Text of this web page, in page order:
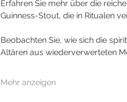
Erfahren Sie mehr über die
Guinness-Stout, die in Ritualen
Beobachten Sie, wie sich die
Altären aus wiederverwerteten
Mehr anzeigen